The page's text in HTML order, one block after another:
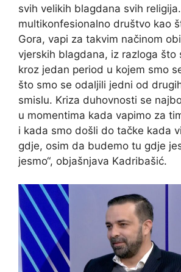
svih velikih blagdana svih
multikonfesionalno društvo kao
Gora, vapi za takvim načinom
vjerskih blagdana, iz razloga što
kroz jedan period u kojem smo
što smo se odaljili jedni od
smislu. Kriza duhovnosti se
u momentima kada vapimo za
i kada smo došli do tačke kada
gdje, osim da budemo tu gdje
jesmo“, objašnjava Kadribašić.